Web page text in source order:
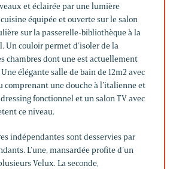
et éclairée par une lumière
équipée et ouverte sur le salon
sur la passerelle-bibliothèque à la
Un couloir permet d’isoler de la
chambres dont une est actuellement
élégante salle de bain de 12m2 avec
comprenant une douche à l’italienne et
fonctionnel et un salon TV avec
ce niveau.
indépendantes sont desservies par
L’une, mansardée profite d’un
Velux. La seconde,